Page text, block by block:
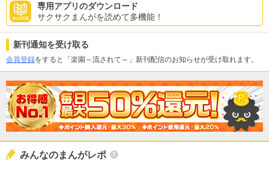
専用アプリのダウンロード
サクサクまんがを読めて多機能！
新刊通知を受け取る
会員登録をすると「楽園～流されて～」新刊配信のお知らせが受け取れます。
みんなのまんがレポ